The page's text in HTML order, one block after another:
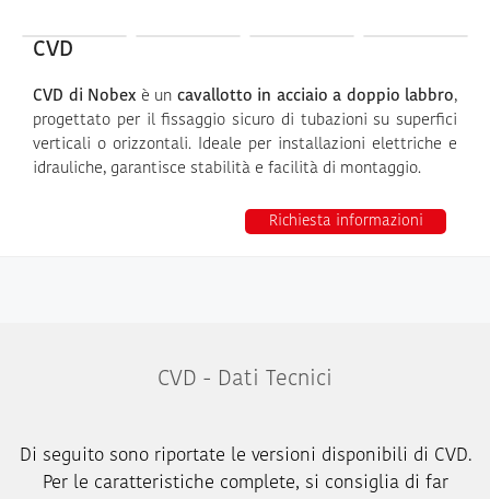
CVD
CVD di Nobex è un cavallotto in acciaio a doppio labbro,
progettato per il fissaggio sicuro di tubazioni su superfici
verticali o orizzontali. Ideale per installazioni elettriche e
idrauliche, garantisce stabilità e facilità di montaggio.
Richiesta informazioni
CVD - Dati Tecnici
Di seguito sono riportate le versioni disponibili di CVD.
Per le caratteristiche complete, si consiglia di far